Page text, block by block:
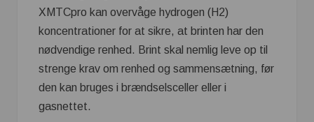
XMTCpro kan overvåge hydrogen (H2)
koncentrationer for at sikre, at brinten har den
nødvendige renhed. Brint skal nemlig leve op til
strenge krav om renhed og sammensætning, før
den kan bruges i brændselsceller eller i
gasnettet.